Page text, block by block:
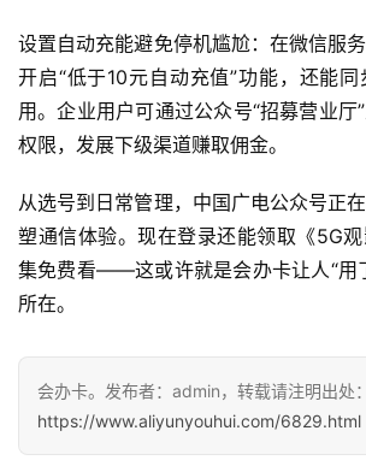
设置自动充能避免停机尴尬：在微信服务
开启“低于10元自动充值”功能，还能
用。企业用户可通过公众号“招募营业厅
权限，发展下级渠道赚取佣金。
从选号到日常管理，中国广电公众号正
塑通信体验。现在登录还能领取《5G
集免费看——这或许就是会办卡让人“用
所在。
会办卡。发布者：admin，转载请注明出处：
https://www.aliyunyouhui.com/6829.html